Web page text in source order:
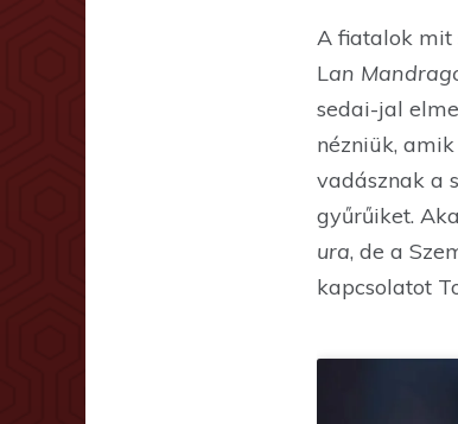
A fiatalok mit
Lan
sedai-jal
nézniük,
vadásznak a
gyűrűiket.
ura, de a
kapcsolatot